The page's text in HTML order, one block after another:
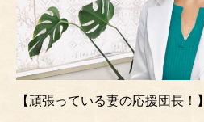
【頑張っている妻の応援団長！】